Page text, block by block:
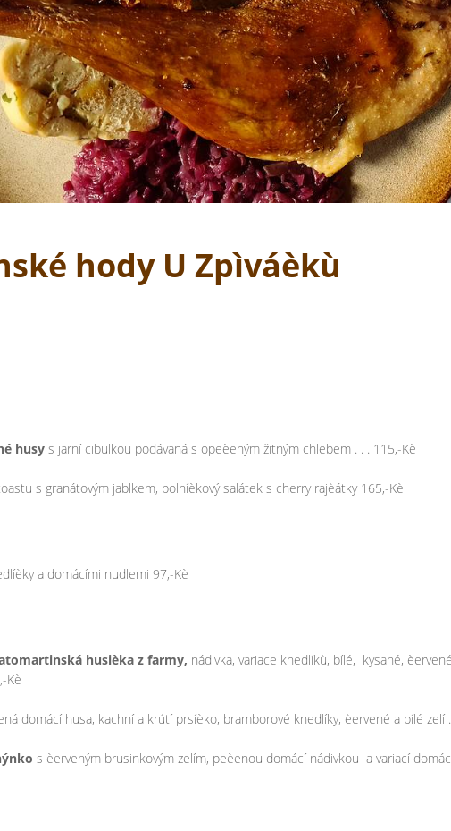
hody U Zpìváèkù
husy s jarní cibulkou podávaná s opeèeným žitným chlebem . . . 115,-Kè
s granátovým jablkem, polníèkový salátek s cherry rajèátky 165,-Kè
a domácími nudlemi 97,-Kè
husièka z farmy, nádivka, variace knedlíkù, bílé, kysané,
Kè
domácí husa, kachní a krútí prsíèko, bramborové knedlíky, èervené a bílé zelí
s èerveným brusinkovým zelím, peèenou domácí nádivkou a variací